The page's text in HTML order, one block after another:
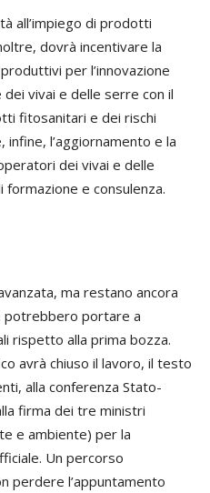
all’impiego di prodotti
dovrà incentivare la
per l’innovazione
vivai e delle serre con il
fitosanitari e dei rischi
l’aggiornamento e la
dei vivai e delle
e consulenza.
ma restano ancora
potrebbero portare a
rispetto alla prima bozza.
avrà chiuso il lavoro, il testo
alla conferenza Stato-
firma dei tre ministri
e ambiente) per la
Un percorso
perdere l’appuntamento